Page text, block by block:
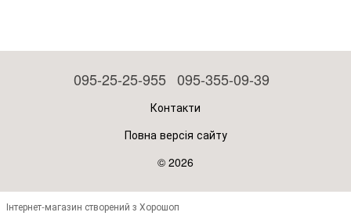
095-25-25-955 095-355-09-39
Контакти
Повна версія сайту
© 2026
Інтернет-магазин створений з Хорошоп